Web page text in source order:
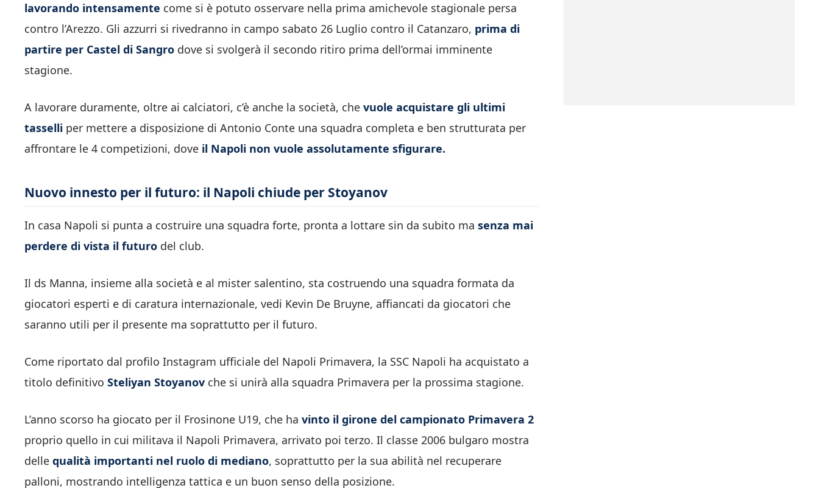
lavorando intensamente come si è potuto osservare nella prima amichevole stagionale persa
contro l’Arezzo. Gli azzurri si rivedranno in campo sabato 26 Luglio contro il Catanzaro, prima di
partire per Castel di Sangro dove si svolgerà il secondo ritiro prima dell’ormai imminente
stagione.
A lavorare duramente, oltre ai calciatori, c’è anche la società, che vuole acquistare gli ultimi
tasselli per mettere a disposizione di Antonio Conte una squadra completa e ben strutturata per
affrontare le 4 competizioni, dove il Napoli non vuole assolutamente sfigurare.
Nuovo innesto per il futuro: il Napoli chiude per Stoyanov
In casa Napoli si punta a costruire una squadra forte, pronta a lottare sin da subito ma senza mai
perdere di vista il futuro del club.
Il ds Manna, insieme alla società e al mister salentino, sta costruendo una squadra formata da
giocatori esperti e di caratura internazionale, vedi Kevin De Bruyne, affiancati da giocatori che
saranno utili per il presente ma soprattutto per il futuro.
Come riportato dal profilo Instagram ufficiale del Napoli Primavera, la SSC Napoli ha acquistato a
titolo definitivo Steliyan Stoyanov che si unirà alla squadra Primavera per la prossima stagione.
L’anno scorso ha giocato per il Frosinone U19, che ha vinto il girone del campionato Primavera 2
proprio quello in cui militava il Napoli Primavera, arrivato poi terzo. Il classe 2006 bulgaro mostra
delle qualità importanti nel ruolo di mediano, soprattutto per la sua abilità nel recuperare
palloni, mostrando intelligenza tattica e un buon senso della posizione.